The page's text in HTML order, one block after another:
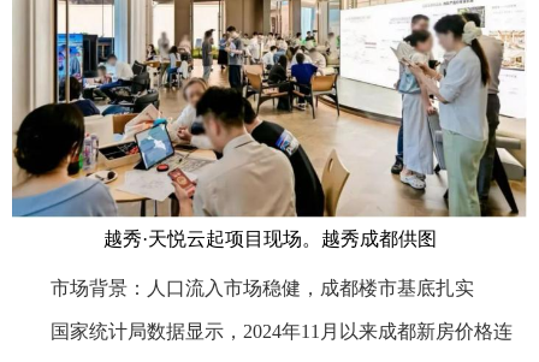
越秀·天悦云起项目现场。越秀成都供图
市场背景：人口流入市场稳健，成都楼市基底扎实
国家统计局数据显示，2024年11月以来成都新房价格连